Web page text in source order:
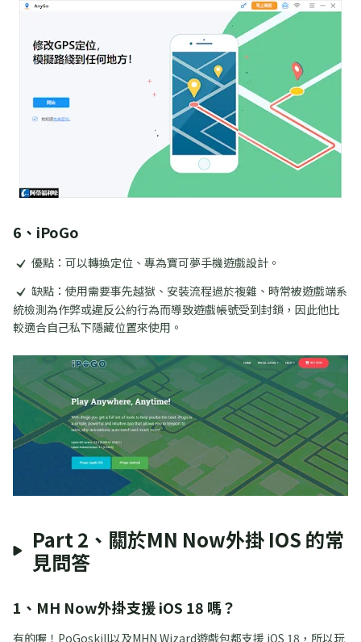
6、iPoGo
優點：可以轉換定位、專為寶可夢手機遊戲設計。
缺點：使用需要事先越獄、安裝流程過於複雜、時常被遊戲端系
統檢測為作弊或違反公約行為而導致遊戲帳號受到封鎖，因此他比
較適合自己私下隱藏位置來使用。
Part 2、關於MN Now外掛 IOS 的常
見問答
1、MH Now外掛支援 iOS 18 嗎？
有的喔！PoGoskill以及MHN Wizard遊戲包都支援 iOS 18，所以玩